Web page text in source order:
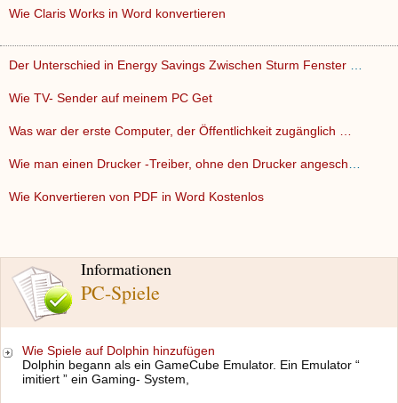
Informationen
PC-Spiele
Wie Spiele auf Dolphin hinzufügen
Dolphin begann als ein GameCube Emulator. Ein Emulator “
imitiert ” ein Gaming- System,
Wie Claris Works in Word konvertieren
Wie TV- Sender auf meinem PC Get
Was war der erste Computer, der Öffentlichkeit zugänglich …
Wie Konvertieren von PDF in Word Kostenlos